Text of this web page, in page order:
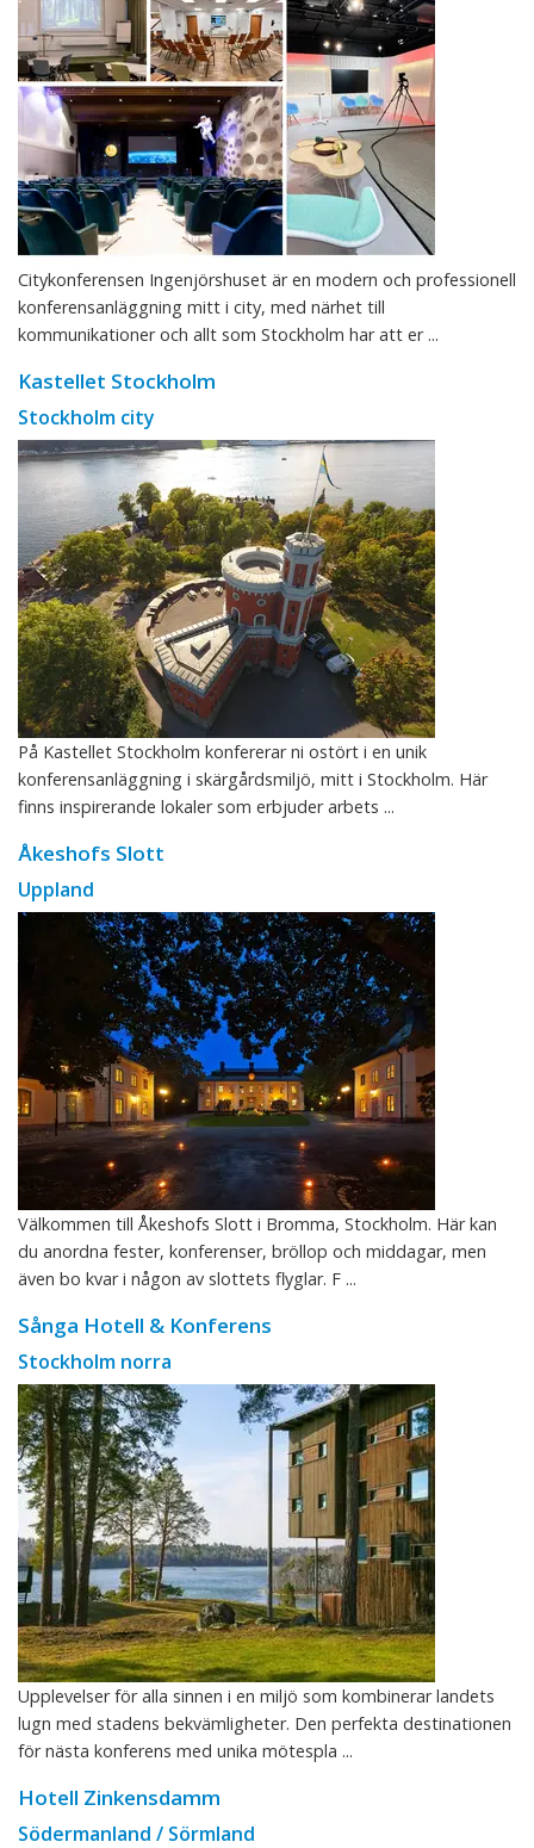
Citykonferensen Ingenjörshuset är en modern och professionell
konferensanläggning mitt i city, med närhet till
kommunikationer och allt som Stockholm har att er ...
Kastellet Stockholm
Stockholm city
På Kastellet Stockholm konfererar ni ostört i en unik
konferensanläggning i skärgårdsmiljö, mitt i Stockholm. Här
finns inspirerande lokaler som erbjuder arbets ...
Åkeshofs Slott
Uppland
Välkommen till Åkeshofs Slott i Bromma, Stockholm. Här kan
du anordna fester, konferenser, bröllop och middagar, men
även bo kvar i någon av slottets flyglar. F ...
Sånga Hotell & Konferens
Stockholm norra
Upplevelser för alla sinnen i en miljö som kombinerar landets
lugn med stadens bekvämligheter. Den perfekta destinationen
för nästa konferens med unika mötespla ...
Hotell Zinkensdamm
Södermanland / Sörmland